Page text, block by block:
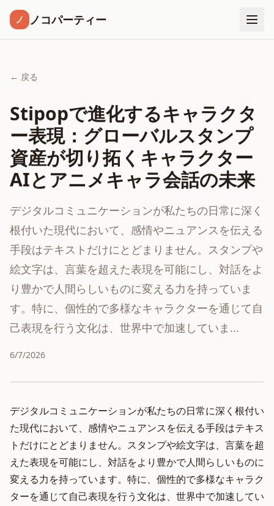
ノ ノコパーティー
← 戻る
Stipopで進化するキャラクタ
ー表現：グローバルスタンプ
資産が切り拓くキャラクター
AIとアニメキャラ会話の未来
デジタルコミュニケーションが私たちの日常に深く
根付いた現代において、感情やニュアンスを伝える
手段はテキストだけにとどまりません。スタンプや
絵文字は、言葉を超えた表現を可能にし、対話をよ
り豊かで人間らしいものに変える力を持っていま
す。特に、個性的で多様なキャラクターを通じて自
己表現を行う文化は、世界中で加速していま...
6/7/2026
デジタルコミュニケーションが私たちの日常に深く根付い
た現代において、感情やニュアンスを伝える手段はテキス
トだけにとどまりません。スタンプや絵文字は、言葉を超
えた表現を可能にし、対話をより豊かで人間らしいものに
変える力を持っています。特に、個性的で多様なキャラク
ターを通じて自己表現を行う文化は、世界中で加速してい